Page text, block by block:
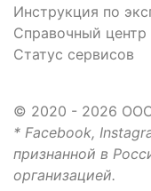
Инструкция по
Справочный центр
Статус сервисов
© 2020 - 2026
* Facebook,
признанной в
организацией.